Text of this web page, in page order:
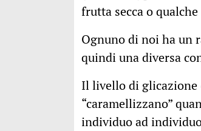
frutta secca o
Ognuno di noi ha un
quindi una diversa
Il livello di glicazione
“caramellizzano”
individuo ad